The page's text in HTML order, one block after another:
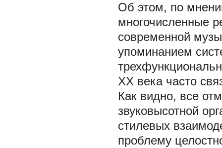
Об этом, по
многочисленные
современной
упоминанием
XX века часто
Как видно, все
звуковысотной
стилевых
проблему